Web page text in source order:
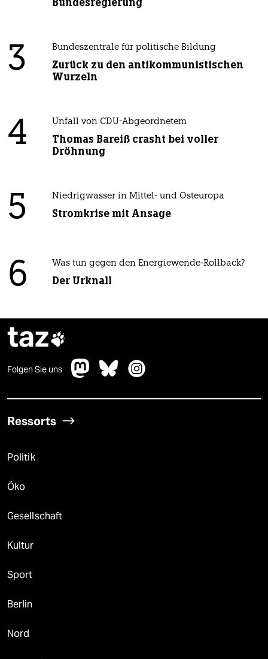
3 Bundeszentrale für politische Bildung
Zurück zu den antikommunistischen
Wurzeln
4 Unfall von CDU-Abgeordnetem
Thomas Bareiß crasht bei voller
Dröhnung
5 Niedrigwasser in Mittel- und Osteuropa
Stromkrise mit Ansage
6 Was tun gegen den Energiewende-Rollback?
Der Urknall
taz
Folgen Sie uns
Ressorts
Politik
Öko
Gesellschaft
Kultur
Sport
Berlin
Nord